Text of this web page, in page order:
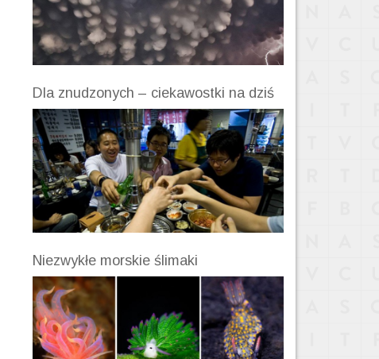
Dla znudzonych – ciekawostki na dziś
Niezwykłe morskie ślimaki